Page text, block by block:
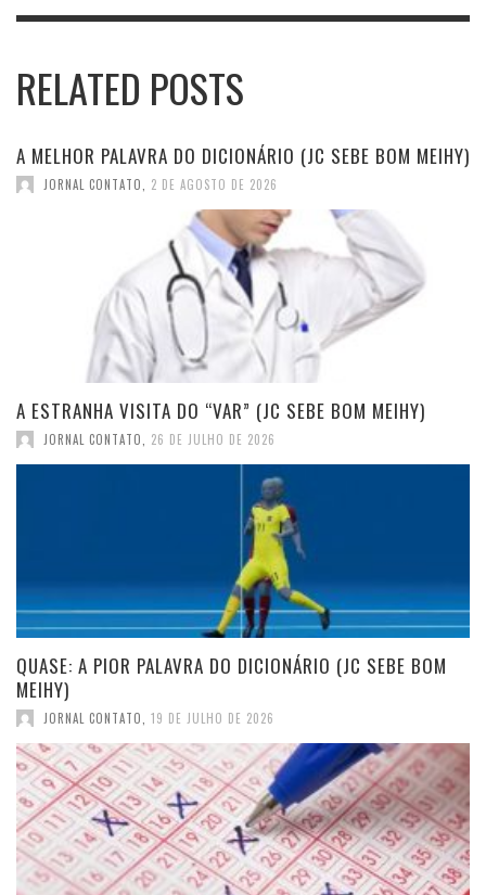
RELATED POSTS
A MELHOR PALAVRA DO DICIONÁRIO (JC SEBE BOM MEIHY)
JORNAL CONTATO 2 DE AGOSTO DE 2026
A ESTRANHA VISITA DO “VAR” (JC SEBE BOM MEIHY)
JORNAL CONTATO 26 DE JULHO DE 2026
QUASE: A PIOR PALAVRA DO DICIONÁRIO (JC SEBE BOM
MEIHY)
JORNAL CONTATO 19 DE JULHO DE 2026